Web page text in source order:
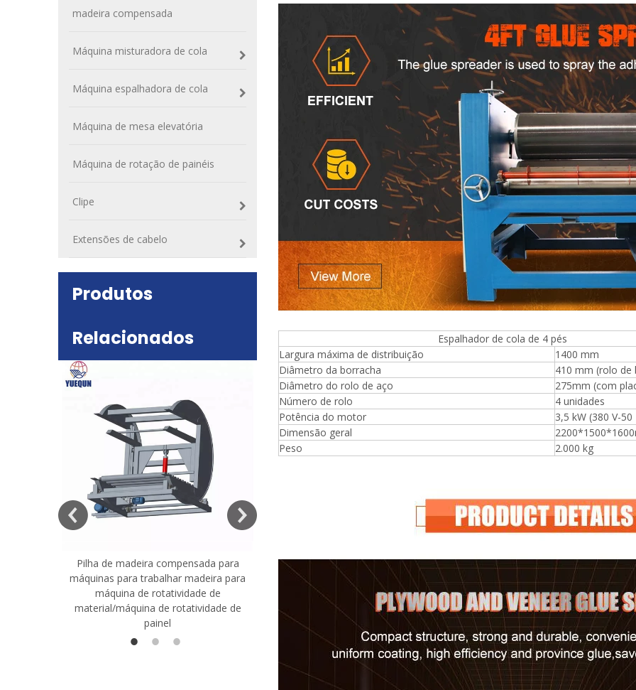
madeira compensada
Máquina misturadora de cola
Máquina espalhadora de cola
Máquina de mesa elevatória
Máquina de rotação de painéis
Clipe
Extensões de cabelo
Produtos
Relacionados
Pilha de madeira compensada para
máquinas para trabalhar madeira para
máquina de rotatividade de
material/máquina de rotatividade de
painel
Máquina espalhadora de cola para
madeira compensada, rolos de placa de
qualidade muito dura e inquebrável,
1400/2720mm, fornecida com 2000kg
elevatória
Espalhador de cola de 4 pés
Largura máxima de distribuição
1400 mm
Diâmetro da borracha
410 mm (rolo de
Diâmetro do rolo de aço
275mm (com
Número de rolo
4 unidades
Potência do motor
3,5 kW (380 V-
Dimensão geral
Peso
2.000 kg